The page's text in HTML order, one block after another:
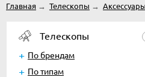
Главная → Телескопы →
Телескопы
По брендам
По типам